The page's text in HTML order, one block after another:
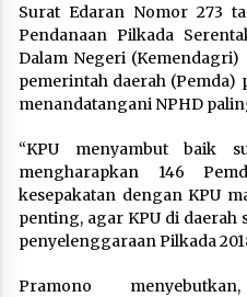
Surat Edaran Nomor 273
Pendanaan Pilkada
Dalam Negeri (Kemendagri)
pemerintah daerah
menandatangani NPHD
“KPU menyambut baik
mengharapkan 146
kesepakatan dengan KPU
penting, agar KPU di daerah
penyelenggaraan Pilkada
Pramono